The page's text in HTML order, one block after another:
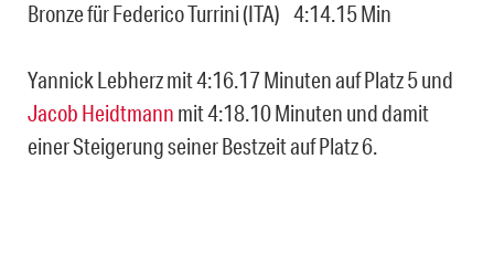
Bronze für Federico Turrini (ITA) 4:14.15 Min
Yannick Lebherz mit 4:16.17 Minuten auf Platz 5 und
Jacob Heidtmann mit 4:18.10 Minuten und damit
einer Steigerung seiner Bestzeit auf Platz 6.